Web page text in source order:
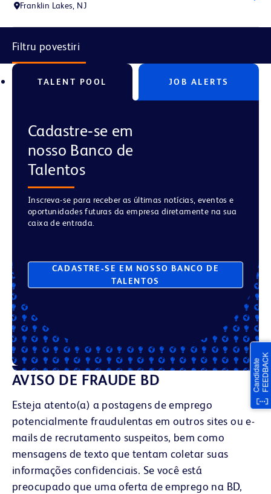
Franklin Lakes, NJ
Filtru povestiri
TALENT POOL JOB ALERTS
Cadastre‑se em
nosso Banco de
Talentos
Inscreva-se para receber as últimas notícias, eventos e
oportunidades futuras da empresa diretamente na sua
caixa de entrada.
CADASTRE‑SE EM NOSSO BANCO DE
TALENTOS
AVISO DE FRAUDE BD
Esteja atento(a) a postagens de emprego
potencialmente fraudulentas em outros sites ou e-
mails de recrutamento suspeitos, bem como
mensagens de texto que tentam coletar suas
informações confidenciais. Se você está
preocupado que uma oferta de emprego na BD,